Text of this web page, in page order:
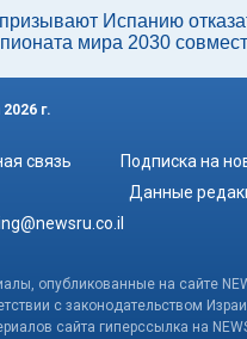
Испанию
мира 2030
г.
связь
Подписка на
Данные
опубликованные на сайте
с законодательством
сайта гиперссылка на